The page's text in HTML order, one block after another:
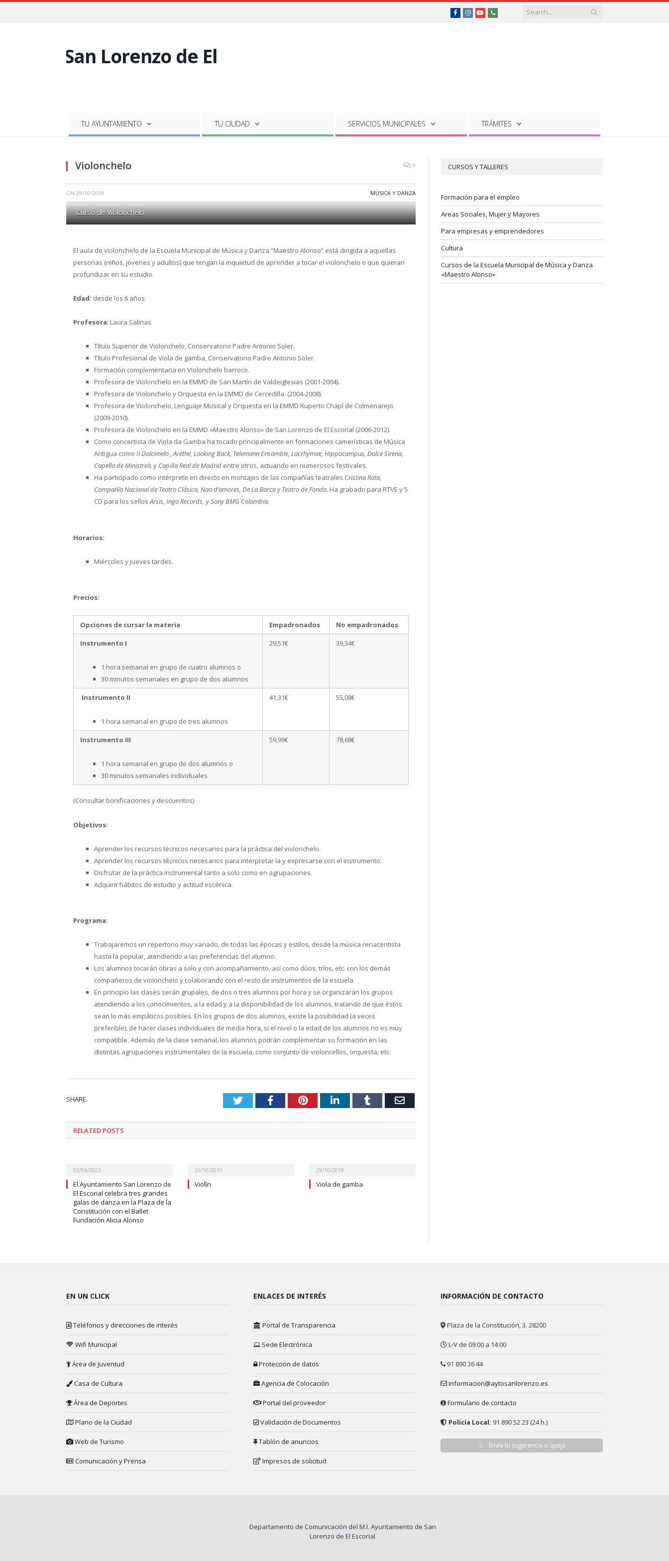
FacebookInstagramYouTubeTeléfonos
de
TU AYUNTAMIENTO TU CIUDAD SERVICIOS MUNICIPALES TRÁMITES
Violonchelo 0
ON 29/10/2019 MÚSICA Y DANZA
Curso de Violonchelo
El aula de violonchelo de la Escuela Municipal de Música y Danza “Maestro Alonso” está dirigida a aquellas
personas (niños, jóvenes y adultos) que tengan la inquietud de aprender a tocar el violonchelo o que quieran
profundizar en su estudio.
Edad: desde los 6 años
Profesora: Laura Salinas
Título Superior de Violonchelo, Conservatorio Padre Antonio Soler.
Título Profesional de Viola de gamba, Conservatorio Padre Antonio Soler.
Formación complementaria en Violonchelo barroco.
Profesora de Violonchelo en la EMMD de San Martín de Valdeiglesias (2001-2004).
Profesora de Violonchelo y Orquesta en la EMMD de Cercedilla. (2004-2008).
Profesora de Violonchelo, Lenguaje Musical y Orquesta en la EMMD Ruperto Chapí de Colmenarejo.
(2009-2010).
Profesora de Violonchelo en la EMMD «Maestro Alonso» de San Lorenzo de El Escorial (2006-2012).
Como concertista de Viola da Gamba ha tocado principalmente en formaciones camerísticas de Música
Antigua como Il Dolcimelo , Arethé, Looking Back, Telemann Ensamble, Lacrhymae, Hippocampus, Dolce Sirena,
Capella de Ministrels y Capilla Real de Madrid entre otros, actuando en numerosos festivales.
Ha participado como intérprete en directo en montajes de las compañías teatrales Cristina Rota,
Compañía Nacional de Teatro Clásico, Nao d’amores, De La Barca y Teatro de Fondo. Ha grabado para RTVE y 5
CD para los sellosArsis, Ingo Records, ySony BMG Colombia.
Horarios:
Miércoles y jueves tardes.
Precios:
Opciones de cursar la materia Empadronados No empadronados
Instrumento I
1 hora semanal en grupo de cuatro alumnos o
30 minutos semanales en grupo de dos alumnos
29,51€ 39,34€
Instrumento II
1 hora semanal en grupo de tres alumnos
41,31€ 55,08€
Instrumento III
1 hora semanal en grupo de dos alumnos o
30 minutos semanales individuales
59,99€ 78,68€
(Consultar bonificaciones y descuentos)
Objetivos:
Aprender los recursos técnicos necesarios para la práctica del violonchelo.
Aprender los recursos técnicos necesarios para interpretar la y expresarse con el instrumento.
Disfrutar de la práctica instrumental tanto a solo como en agrupaciones.
Adquirir hábitos de estudio y actitud escénica.
Programa:
Trabajaremos un repertorio muy variado, de todas las épocas y estilos, desde la música renacentista
hasta la popular, atendiendo a las preferencias del alumno.
Los alumnos tocarán obras a solo y con acompañamiento, así como dúos, tríos, etc. con los demás
compañeros de violonchelo y colaborando con el resto de instrumentos de la escuela.
En principio las clases serán grupales, de dos o tres alumnos por hora y se organizarán los grupos
atendiendo a los conocimientos, a la edad y a la disponibilidad de los alumnos, tratando de que éstos
sean lo más empáticos posibles. En los grupos de dos alumnos, existe la posibilidad (a veces
preferible), de hacer clases individuales de media hora, si el nivel o la edad de los alumnos no es muy
compatible. Además de la clase semanal, los alumnos podrán complementar su formación en las
distintas agrupaciones instrumentales de la escuela, como conjunto de violoncellos, orquesta, etc.
SHARE. TwitterFacebookPinterestLinkedInTumblr Email
RELATED POSTS
03/06/2025
El Ayuntamiento San Lorenzo de
El Escorial celebra tres grandes
galas de danza en la Plaza de la
Constitución con el Ballet
Fundación Alicia Alonso
29/10/2019
Violín
29/10/2019
Viola de gamba
CURSOS Y TALLERES
Formación para el empleo
Areas Sociales, Mujer y Mayores
Para empresas y emprendedores
Cultura
Cursos de la Escuela Municipal de Música y Danza
«Maestro Alonso»
EN UN CLICK
Teléfonos y direcciones de interés
Wifi Municipal
Área de Juventud
Casa de Cultura
Área de Deportes
Plano de la Ciudad
Web de Turismo
Comunicación y Prensa
ENLACES DE INTERÉS
Portal de Transparencia
Sede Electrónica
Protección de datos
Agencia de Colocación
Portal del proveedor
Validación de Documentos
Tablón de anuncios
Impresos de solicitud
INFORMACIÓN DE CONTACTO
Plaza de la Constitución, 3. 28200
L-V de 09:00 a 14:00
91 890 36 44
informacion@aytosanlorenzo.es
Formulario de contacto
Policía Local: 91 890 52 23 (24 h.)
Envía tu sugerencia o queja
Departamento de Comunicación del M.I. Ayuntamiento de San
Lorenzo de El Escorial